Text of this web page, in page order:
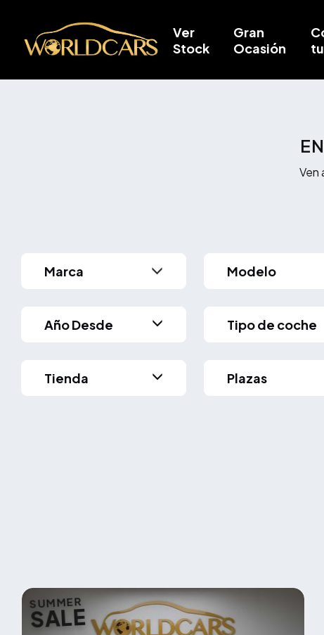
Ver
Stock
Gran
Ocasión
Ven
Modelo
Año Desde Tipo de coche
Tienda Plazas
SUMMER
SALE